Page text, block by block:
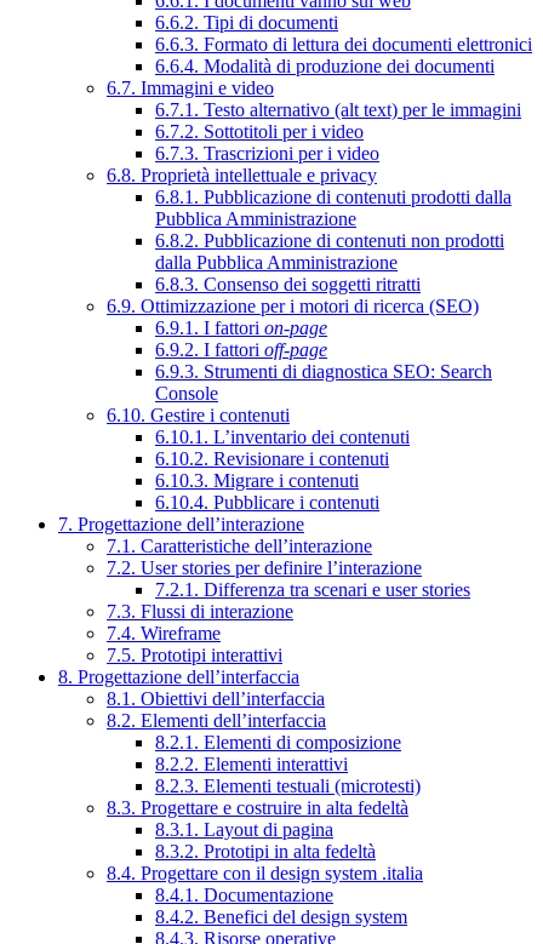
6.6.2. Tipi di documenti
6.6.3. Formato di lettura dei documenti elettronici
6.6.4. Modalità di produzione dei documenti
6.7. Immagini e video
6.7.1. Testo alternativo (alt text) per le immagini
6.7.2. Sottotitoli per i video
6.7.3. Trascrizioni per i video
6.8. Proprietà intellettuale e privacy
6.8.1. Pubblicazione di contenuti prodotti dalla
Pubblica Amministrazione
6.8.2. Pubblicazione di contenuti non prodotti
dalla Pubblica Amministrazione
6.8.3. Consenso dei soggetti ritratti
6.9. Ottimizzazione per i motori di ricerca (SEO)
6.9.1. I fattori on-page
6.9.2. I fattori off-page
6.9.3. Strumenti di diagnostica SEO: Search
Console
6.10. Gestire i contenuti
6.10.1. L’inventario dei contenuti
6.10.2. Revisionare i contenuti
6.10.3. Migrare i contenuti
6.10.4. Pubblicare i contenuti
7. Progettazione dell’interazione
7.1. Caratteristiche dell’interazione
7.2. User stories per definire l’interazione
7.2.1. Differenza tra scenari e user stories
7.3. Flussi di interazione
7.4. Wireframe
7.5. Prototipi interattivi
8. Progettazione dell’interfaccia
8.1. Obiettivi dell’interfaccia
8.2. Elementi dell’interfaccia
8.2.1. Elementi di composizione
8.2.2. Elementi interattivi
8.2.3. Elementi testuali (microtesti)
8.3. Progettare e costruire in alta fedeltà
8.3.1. Layout di pagina
8.3.2. Prototipi in alta fedeltà
8.4. Progettare con il design system .italia
8.4.1. Documentazione
8.4.2. Benefici del design system
8.4.3. Risorse operative